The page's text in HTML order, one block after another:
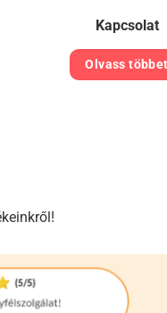
Kapcsolat
Olvass többet